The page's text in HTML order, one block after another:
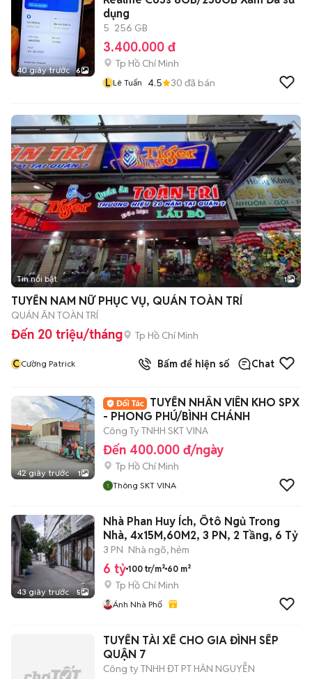
40 giây trước 6
dụng
5 256 GB
3.400.000 đ
Tp Hồ Chí Minh
L Lê Tuấn 4.5 30 đã bán
Tin nổi bật 1
TUYỂN NAM NỮ PHỤC VỤ, QUÁN TOÀN TRÍ
QUÁN ĂN TOÀN TRÍ
Đến 20 triệu/tháng Tp Hồ Chí Minh
CCường Patrick Bấm để hiện số Chat
42 giây trước 1
TUYỂN NHÂN VIÊN KHO SPX
- PHONG PHÚ/BÌNH CHÁNH
Công Ty TNHH SKT VINA
Đến 400.000 đ/ngày
Tp Hồ Chí Minh
Thông SKT VINA
43 giây trước 5
Nhà Phan Huy Ích, Ôtô Ngủ Trong
Nhà, 4x15M,60M2, 3 PN, 2 Tầng, 6 Tỷ
3 PN Nhà ngõ, hẻm
6 tỷ 100 tr/m² 60 m²
Tp Hồ Chí Minh
Ánh Nhà Phố
TUYỂN TÀI XẾ CHO GIA ĐÌNH SẾP
QUẬN 7
Công ty TNHH ĐT PT HÂN NGUYỄN